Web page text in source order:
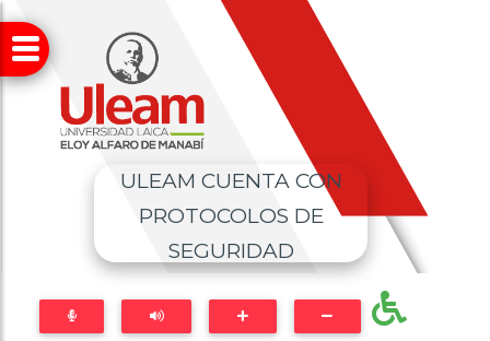
ULEAM CUENTA CON
PROTOCOLOS DE
SEGURIDAD